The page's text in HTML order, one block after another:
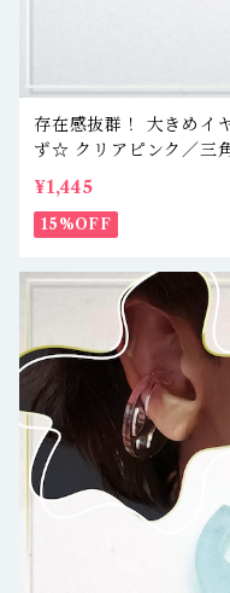
存在感抜群！ 大きめイ
ず☆ クリアピンク／三
¥1,445
15%OFF